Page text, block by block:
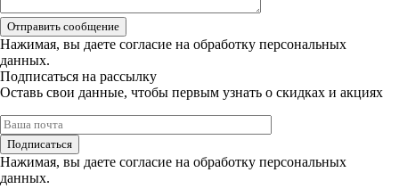
Отправить сообщение
Нажимая, вы даете согласие на обработку персональных
данных.
Подписаться на рассылку
Оставь свои данные, чтобы первым узнать о скидках и акциях
Подписаться
Нажимая, вы даете согласие на обработку персональных
данных.